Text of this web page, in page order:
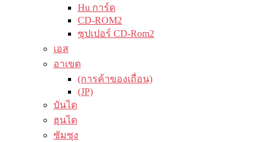
Hu การ์ด
CD-ROM2
ซุปเปอร์ CD-Rom2
เอส
อาเขต
(การค้าของเถื่อน)
(JP)
บันได
ฮุนได
ซัมซุง